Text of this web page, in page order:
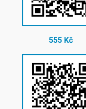
555 Kč